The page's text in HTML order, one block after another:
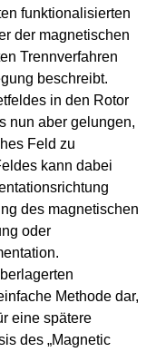
funktionalisierten
der magnetischen
Trennverfahren
beschreibt.
in den Rotor
nun aber gelungen,
Feld zu
kann dabei
des magnetischen
oder
Methode dar,
eine spätere
des „Magnetic